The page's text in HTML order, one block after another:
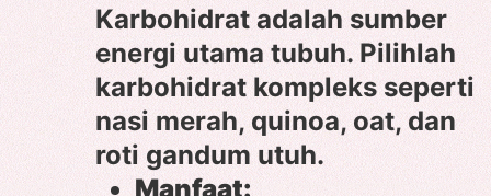
Karbohidrat adalah sumber
energi utama tubuh. Pilihlah
karbohidrat kompleks seperti
nasi merah, quinoa, oat, dan
roti gandum utuh.
Manfaat: